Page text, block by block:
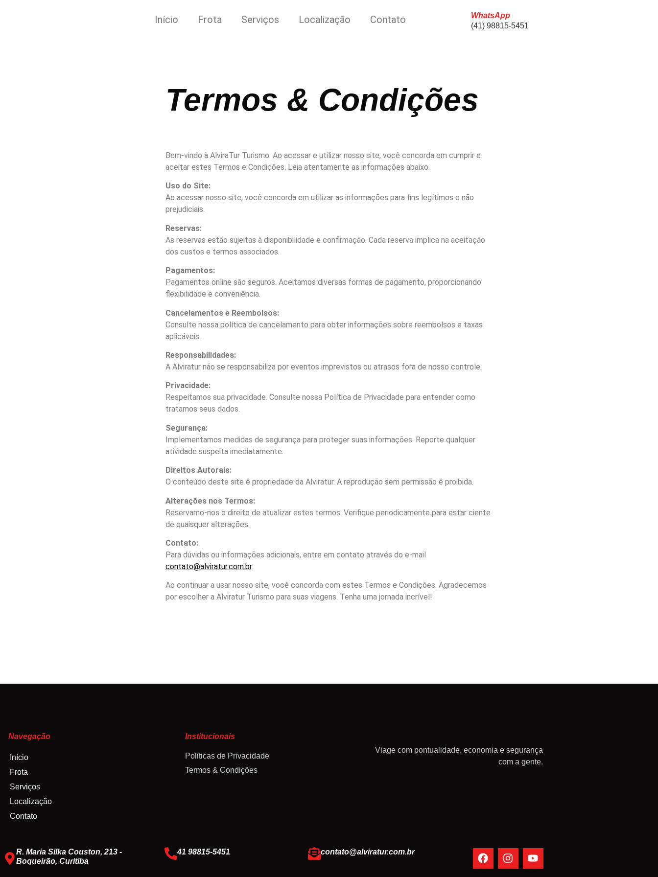
Início Frota Serviços Localização Contato
WhatsApp
(41) 98815-5451
Termos & Condições
Bem-vindo à AlviraTur Turismo. Ao acessar e utilizar nosso site, você concorda em cumprir e
aceitar estes Termos e Condições. Leia atentamente as informações abaixo.
Uso do Site:
Ao acessar nosso site, você concorda em utilizar as informações para fins legítimos e não
prejudiciais.
Reservas:
As reservas estão sujeitas à disponibilidade e confirmação. Cada reserva implica na aceitação
dos custos e termos associados.
Pagamentos:
Pagamentos online são seguros. Aceitamos diversas formas de pagamento, proporcionando
flexibilidade e conveniência.
Cancelamentos e Reembolsos:
Consulte nossa política de cancelamento para obter informações sobre reembolsos e taxas
aplicáveis.
Responsabilidades:
A Alviratur não se responsabiliza por eventos imprevistos ou atrasos fora de nosso controle.
Privacidade:
Respeitamos sua privacidade. Consulte nossa Política de Privacidade para entender como
tratamos seus dados.
Segurança:
Implementamos medidas de segurança para proteger suas informações. Reporte qualquer
atividade suspeita imediatamente.
Direitos Autorais:
O conteúdo deste site é propriedade da Alviratur. A reprodução sem permissão é proibida.
Alterações nos Termos:
Reservamo-nos o direito de atualizar estes termos. Verifique periodicamente para estar ciente
de quaisquer alterações.
Contato:
Para dúvidas ou informações adicionais, entre em contato através do e-mail
contato@alviratur.com.br.
Ao continuar a usar nosso site, você concorda com estes Termos e Condições. Agradecemos
por escolher a Alviratur Turismo para suas viagens. Tenha uma jornada incrível!
Navegação
Início
Frota
Serviços
Localização
Contato
Institucionais
Politicas de Privacidade
Termos & Condições
Viage com pontualidade, economia e segurança
com a gente.
R. Maria Silka Couston, 213 -
Boqueirão, Curitiba
41 98815-5451 contato@alviratur.com.br